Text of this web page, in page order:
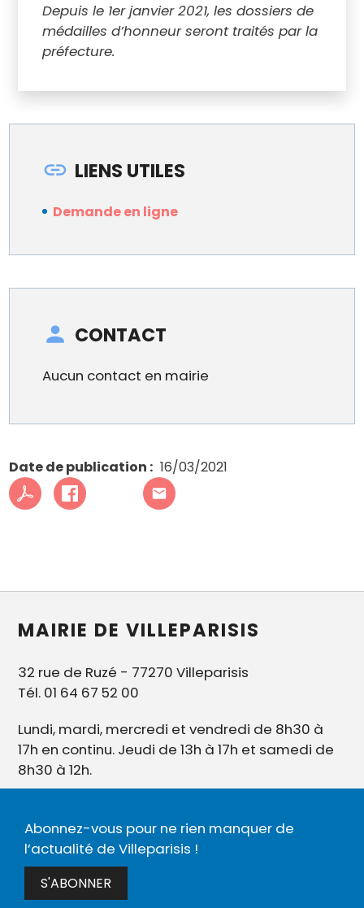
Depuis le 1er janvier 2021, les dossiers de
médailles d’honneur seront traités par la
préfecture.
LIENS UTILES
Demande en ligne
CONTACT
Aucun contact en mairie
Date de publication 16/03/2021
MAIRIE DE VILLEPARISIS
32 rue de Ruzé - 77270 Villeparisis
Tél. 01 64 67 52 00
Lundi, mardi, mercredi et vendredi de 8h30 à
17h en continu. Jeudi de 13h à 17h et samedi de
8h30 à 12h.
Abonnez-vous pour ne rien manquer de
l’actualité de Villeparisis !
S'ABONNER